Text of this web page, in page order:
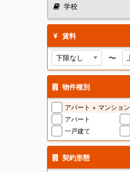
学校
賃料
〜
物件種別
アパート + マンション
アパート
一戸建て
契約形態